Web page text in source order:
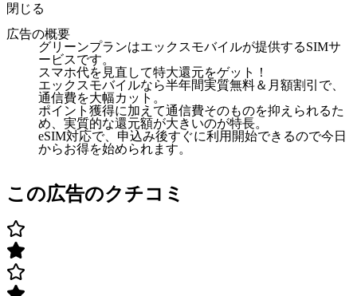
閉じる
広告の概要
グリーンプランはエックスモバイルが提供するSIMサ
ービスです。
スマホ代を見直して特大還元をゲット！
エックスモバイルなら半年間実質無料＆月額割引で、
通信費を大幅カット。
ポイント獲得に加えて通信費そのものを抑えられるた
め、実質的な還元額が大きいのが特長。
eSIM対応で、申込み後すぐに利用開始できるので今日
からお得を始められます。
この広告のクチコミ